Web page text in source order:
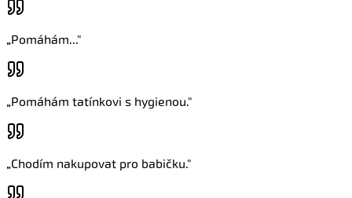
„Pomáhám..."
„Pomáhám tatínkovi s hygienou."
„Chodím nakupovat pro babičku."